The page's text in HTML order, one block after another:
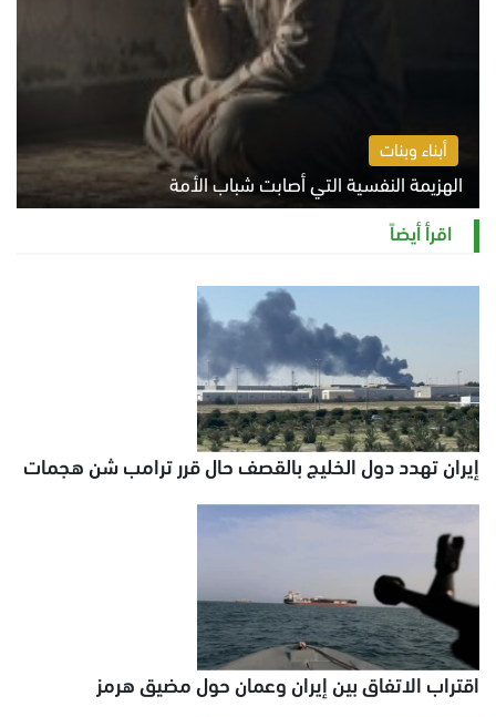
أبناء وبنات
الهزيمة النفسية التي أصابت شباب الأمة
الخميس 6 أغسطس 2026 11:12 ص
اقرأ أيضاً
إيران تهدد دول الخليج بالقصف حال قرر ترامب شن هجمات
اقتراب الاتفاق بين إيران وعمان حول مضيق هرمز